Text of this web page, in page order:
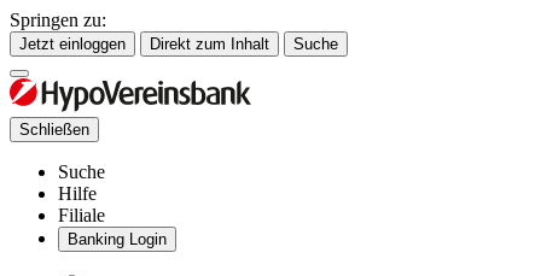
Springen zu:
Jetzt einloggen Direkt zum Inhalt Suche
Schließen
Suche
Hilfe
Filiale
Banking Login